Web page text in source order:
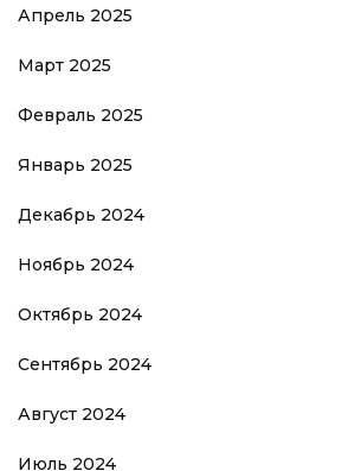
Апрель 2025
Март 2025
Февраль 2025
Январь 2025
Декабрь 2024
Ноябрь 2024
Октябрь 2024
Сентябрь 2024
Август 2024
Июль 2024